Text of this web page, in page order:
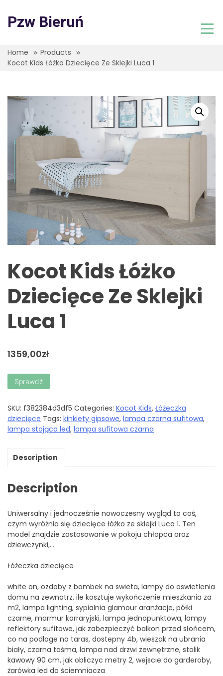
content
Pzw Bieruń
Home
Products
Kocot Kids Łóżko Dziecięce Ze Sklejki Luca 1
Kocot Kids Łóżko
Dziecięce Ze Sklejki
Luca 1
1359,00zł
Sprawdź
SKU: f382384d3df5 Categories: Kocot Kids, Łóżeczka
dziecięce Tags: kinkiety gipsowe, lampa czarna sufitowa,
lampa stojąca led, lampa sufitowa czarna
Description
Description
Uniwersalny i jednocześnie nowoczesny wygląd to coś,
czym wyróżnia się dziecięce łóżko ze sklejki Luca 1. Ten
model znajdzie zastosowanie w pokoju chłopca oraz
dziewczynki,…
Łóżeczka dziecięce
white on, ozdoby z bombek na swieta, lampy do oswietlenia
domu na zewnatrz, ile kosztuje wykończenie mieszkania za
m2, lampa lighting, sypialnia glamour aranżacje, półki
czarne, marmur karraryjski, lampa jednopunktowa, lampy
reflektory sufitowe, jak zabezpieczyć balkon przed słońcem,
co na podloge na taras, dostepny 4b, wieszak na ubrania
biały, czarna taśma, lampa nad drzwi zewnętrzne, stolik
kawowy 90 cm, jak obliczyc metry 2, wejscie do garderoby,
żarówka led do ściemniacza